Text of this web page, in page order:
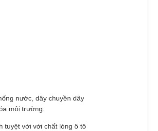
nước, dây chuyền dây
môi trường.
tuyệt vời với chất lỏng ô tô